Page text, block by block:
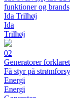
funktioner og
Ida Trilhøj
Ida
Trilhøj
02
Generatorer
Få styr på
Energi
Energi